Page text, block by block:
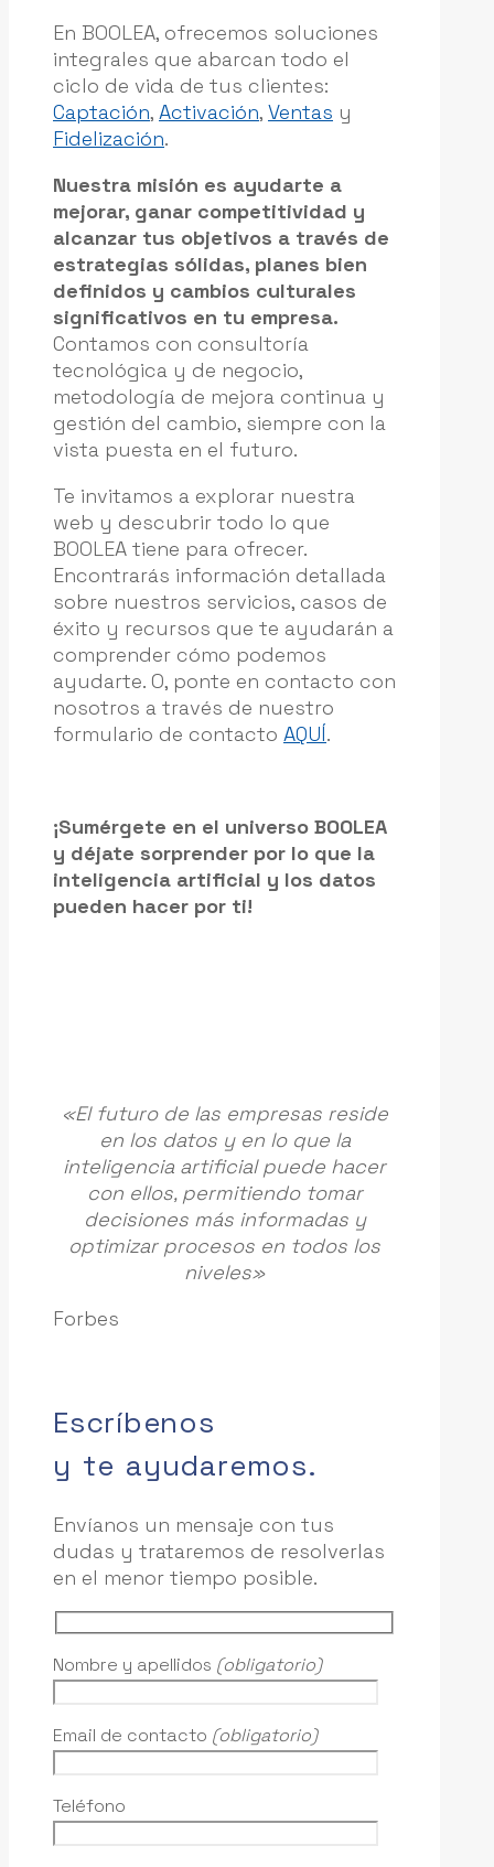
En BOOLEA, ofrecemos soluciones
integrales que abarcan todo el
ciclo de vida de tus clientes:
Captación, Activación, Ventas y
Fidelización.
Nuestra misión es ayudarte a
mejorar, ganar competitividad y
alcanzar tus objetivos a través de
estrategias sólidas, planes bien
definidos y cambios culturales
significativos en tu empresa.
Contamos con consultoría
tecnológica y de negocio,
metodología de mejora continua y
gestión del cambio, siempre con la
vista puesta en el futuro.
Te invitamos a explorar nuestra
web y descubrir todo lo que
BOOLEA tiene para ofrecer.
Encontrarás información detallada
sobre nuestros servicios, casos de
éxito y recursos que te ayudarán a
comprender cómo podemos
ayudarte. O, ponte en contacto con
nosotros a través de nuestro
formulario de contacto AQUÍ.
¡Sumérgete en el universo BOOLEA
y déjate sorprender por lo que la
inteligencia artificial y los datos
pueden hacer por ti!
«El futuro de las empresas reside
en los datos y en lo que la
inteligencia artificial puede hacer
con ellos, permitiendo tomar
decisiones más informadas y
optimizar procesos en todos los
niveles»
Forbes
Escríbenos
y te ayudaremos.
Envíanos un mensaje con tus
dudas y trataremos de resolverlas
en el menor tiempo posible.
Nombre y apellidos (obligatorio)
Email de contacto (obligatorio)
Teléfono